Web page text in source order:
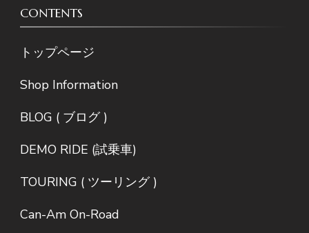
CONTENTS
トップページ
Shop Information
BLOG ( ブログ )
DEMO RIDE (試乗車)
TOURING ( ツーリング )
Can-Am On-Road